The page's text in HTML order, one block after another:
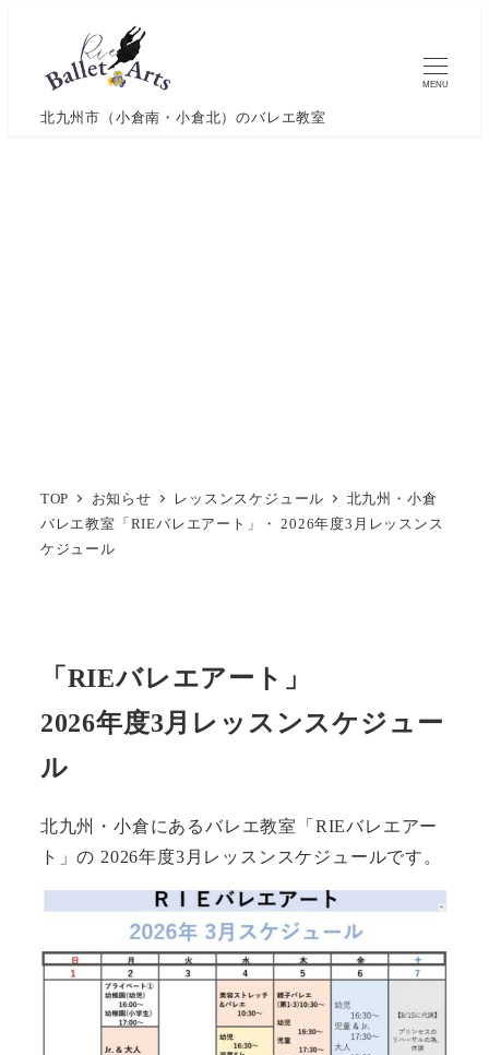
北九州市（小倉南・小倉北）のバレエ教室
MENU
TOP お知らせ レッスンスケジュール
北九州・小倉
バレエ教室「RIEバレエアート」・ 2026年度3月レッスンス
ケジュール
「RIEバレエアート」
2026年度3月レッスンスケジュー
ル
北九州・小倉にあるバレエ教室「RIEバレエアー
ト」の 2026年度3月レッスンスケジュールです。